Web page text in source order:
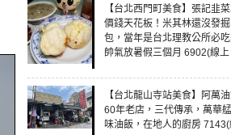
【台北西門町美食】張記韭
價錢天花板！米其林還沒發
包，當年是台北理教公所必
帥氣放暑假三個月 6902(線
【台北龍山寺站美食】阿萬
60年老店，三代傳承，萬華
味油飯，在地人的廚房